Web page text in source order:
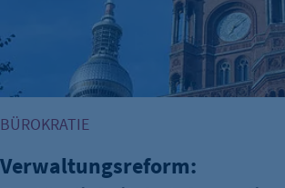
BÜROKRATIE
Verwaltungsreform: